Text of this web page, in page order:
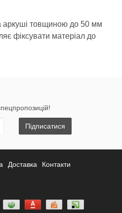
аркуші товщиною до 50 мм
фіксувати матеріал до
стін
зонт
для
для мінеральної
Підписатися
Доставка Контакти